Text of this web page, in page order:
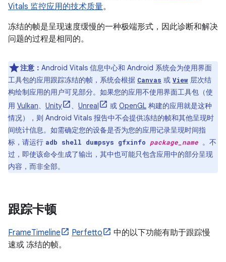
Vitals 监控应用的技术质量。
冻结的帧是呈现速度缓慢的一种极端形式，因此诊断和解决
问题的过程是相同的。
注意： Android Vitals 信息中心和 Android 系统会为使用界面
工具包的应用跟踪冻结的帧，系统会根据 Canvas 或 View 层次结
构绘制应用的用户可见部分。如果您的应用不使用界面工具包（使
用 Vulkan、 Unity 、 Unreal 或 OpenGL 构建的应用就是这种
情况），则 Android Vitals 报告中不会提供冻结的帧和其他呈现时
间统计信息。如需确定您的设备是否为您的应用记录呈现时间指
标，请运行 adb shell dumpsys gfxinfo package_name 。不
过，即使该命令生成了输出，其中也可能只包含应用中的部分呈现
内容，而非全部。
跟踪卡顿
FrameTimeline Perfetto
中的以下功能有助于跟踪慢
速或 冻结的帧。